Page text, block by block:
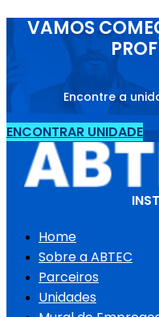
VAMOS
Encontre a
ENCONTRAR UNIDADE
Home
Sobre a ABTEC
Parceiros
Unidades